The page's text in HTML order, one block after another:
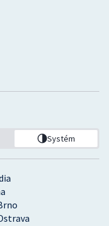
Systém